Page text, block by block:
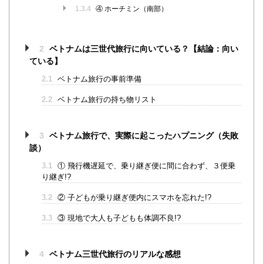
1.3.4
④ ホーチミン（南部）
2
ベトナムは三世代旅行に向いている？【結論：向い
ている】
2.1 ベトナム旅行の事前準備
2.2 ベトナム旅行の持ち物リスト
3
ベトナム旅行で、実際に起こったハプニング（失敗
談）
3.1
① 飛行機遅延で、乗り継ぎ便に間に合わず、３便乗
り継ぎ!?
3.2 ② 子どもが乗り継ぎ便内にスマホを忘れた!?
3.3 ③ 現地で大人も子どもも体調不良!?
4 ベトナム三世代旅行のリアルな感想